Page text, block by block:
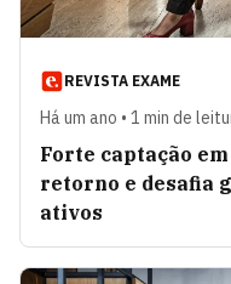
REVISTA EXAME
Há um ano • 1 min de
Forte captação
retorno e desafia
ativos